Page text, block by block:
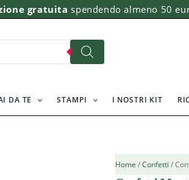
gratuita spendendo almeno 50
DA TE STAMPI I NOSTRI KIT
Home /Confetti /